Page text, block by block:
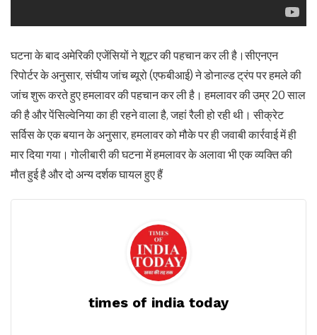
घटना के बाद अमेरिकी एजेंसियों ने शूटर की पहचान कर ली है।सीएनएन
रिपोर्टर के अनुसार, संघीय जांच ब्यूरो (एफबीआई) ने डोनाल्ड ट्रंप पर हमले की
जांच शुरू करते हुए हमलावर की पहचान कर ली है। हमलावर की उम्र 20 साल
की है और पेंसिल्वेनिया का ही रहने वाला है, जहां रैली हो रही थी। सीक्रेट
सर्विस के एक बयान के अनुसार, हमलावर को मौके पर ही जवाबी कार्रवाई में ही
मार दिया गया। गोलीबारी की घटना में हमलावर के अलावा भी एक व्यक्ति की
मौत हुई है और दो अन्य दर्शक घायल हुए हैं
times of india today